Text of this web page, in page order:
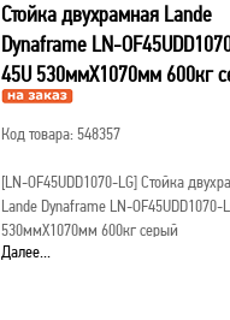
Стойка двухрамная Lande
Dynaframe LN-
45U 530ммX1070мм 600кг
Код товара: 548357
[LN-OF45UDD1070-LG]Стойка
Lande Dynaframe LN-OF45UDD1070-
530ммX1070мм 600кг серый
Далее...